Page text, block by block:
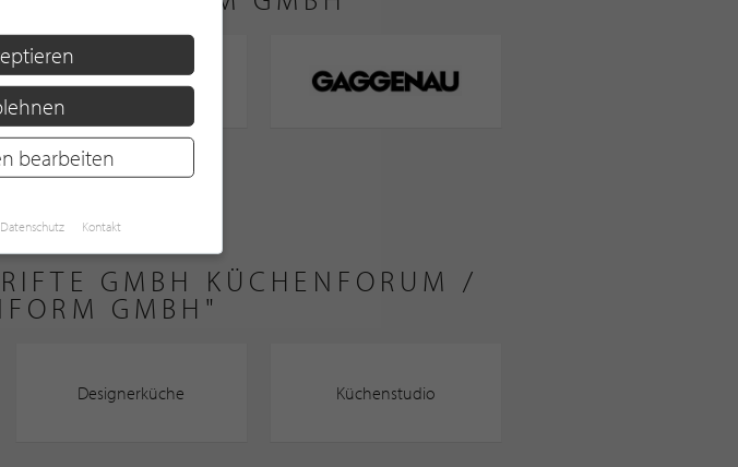
GMBH KÜCHENFORUM /
GMBH"
Designerküche Küchenstudio
bearbeiten
Kontakt